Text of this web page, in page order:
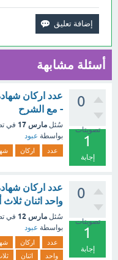
أسئلة مشابهة
0
تصويتات
1
إجابة
عدد اركان
- مع الشرح
سُئل مارس 17 في
بواسطة عبود
عدد اركان
0
تصويتات
1
إجابة
عدد اركان شهادة
واحد اثنان
سُئل مارس 12 في
بواسطة عبود
عدد اركان
واحد
اثنان